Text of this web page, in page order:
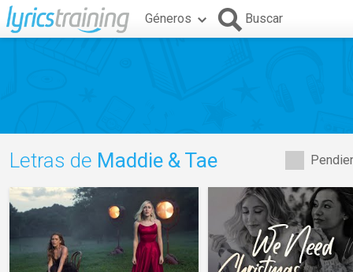
Géneros Buscar
Letras de Maddie & Tae